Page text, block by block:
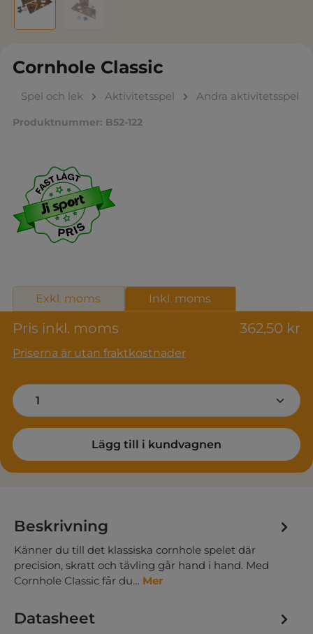
Cornhole Classic
Spel och lek Aktivitetsspel Andra aktivitetsspel
Produktnummer: B52-122
Pris inkl. moms 362,50 kr
Priserna är utan fraktkostnader
Exkl. moms Inkl. moms
Product Quantity: Enter the desired
Lägg till i kundvagnen
Beskrivning
Känner du till det klassiska cornhole spelet där
precision, skratt och tävling går hand i hand. Med
Cornhole Classic får du… Mer
Datasheet